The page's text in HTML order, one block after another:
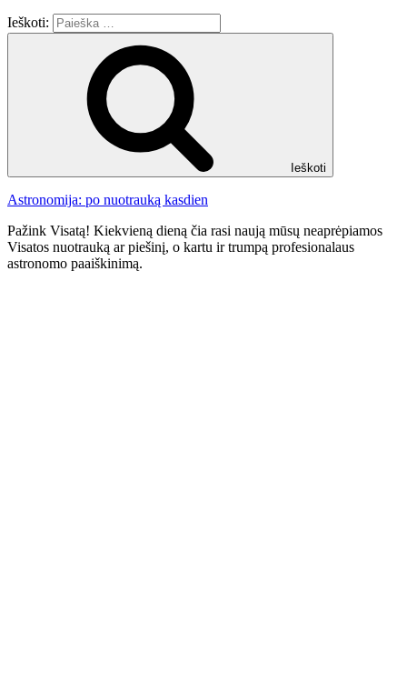
Ieškoti:
Ieškoti
Astronomija: po nuotrauką kasdien
Pažink Visatą! Kiekvieną dieną čia rasi naują mūsų neaprėpiamos
Visatos nuotrauką ar piešinį, o kartu ir trumpą profesionalaus
astronomo paaiškinimą.